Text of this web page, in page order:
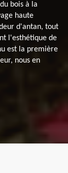
bois à la
haute
d'antan, tout
l'esthétique de
est la première
nous en